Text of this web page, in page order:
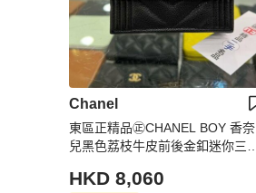
Chanel
東區正精品㊣CHANEL BOY 香奈
兒黑色荔枝牛皮前後金釦迷你三折
HKD 8,060